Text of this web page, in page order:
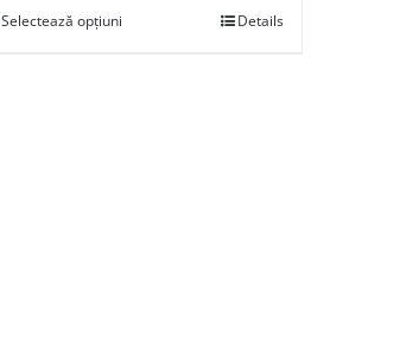
Selectează opțiuni Details